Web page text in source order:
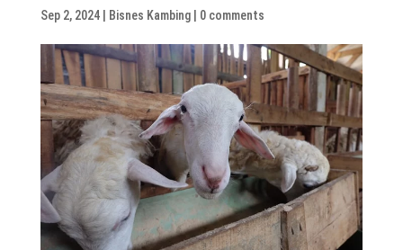
Sep 2, 2024| Bisnes Kambing| 0 comments